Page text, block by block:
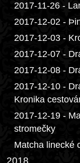
2017-11-26 -
2017-12-02 -
2017-12-03 -
2017-12-07 -
2017-12-08 -
2017-12-10 -
Kronika
2017-12-19 -
stromečky
Matcha linecké
2018